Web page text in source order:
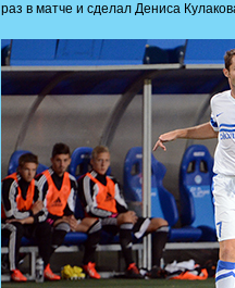
раз в матче и сделал Дениса